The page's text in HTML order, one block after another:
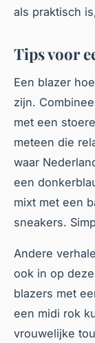
als praktisch
Tips voor
Een blazer
zijn.
met een
meteen die
waar
een
mixt met een
sneakers.
Andere
ook in op
blazers met
een midi rok
vrouwelijke